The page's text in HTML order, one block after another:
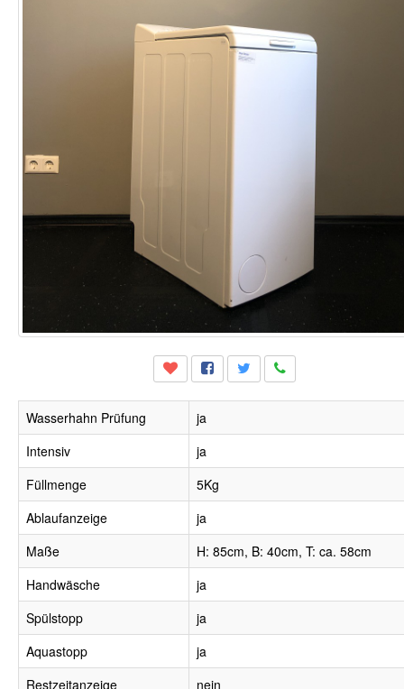
Wasserhahn Prüfung
ja
Intensiv
ja
Füllmenge
5Kg
Ablaufanzeige
ja
Maße
H: 85cm, B: 40cm, T: ca. 58cm
Handwäsche
ja
Spülstopp
ja
Aquastopp
ja
Restzeitanzeige
nein